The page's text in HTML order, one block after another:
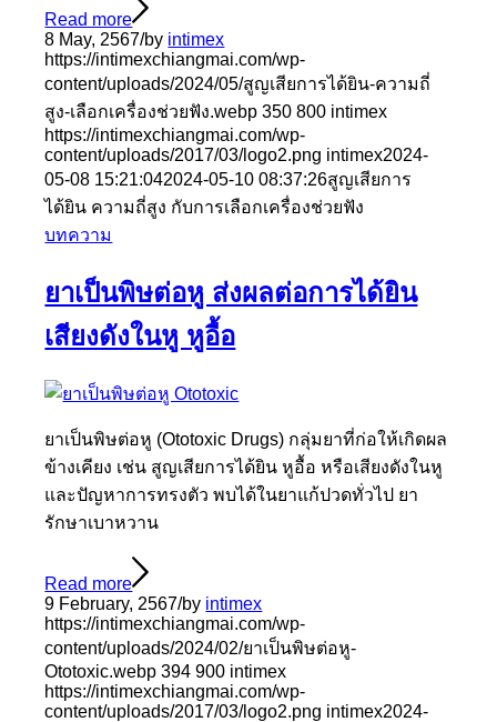
Read more
8 May, 2567/by intimex
https://intimexchiangmai.com/wp-
content/uploads/2024/05/สูญเสียการได้ยิน-ความถี่
สูง-เลือกเครื่องช่วยฟัง.webp 350 800 intimex
https://intimexchiangmai.com/wp-
content/uploads/2017/03/logo2.png intimex2024-
05-08 15:21:042024-05-10 08:37:26สูญเสียการ
ได้ยิน ความถี่สูง กับการเลือกเครื่องช่วยฟัง
บทความ
ยาเป็นพิษต่อหู ส่งผลต่อการได้ยิน
เสียงดังในหู หูอื้อ
ยาเป็นพิษต่อหู (Ototoxic Drugs) กลุ่มยาที่ก่อให้เกิดผล
ข้างเคียง เช่น สูญเสียการได้ยิน หูอื้อ หรือเสียงดังในหู
และปัญหาการทรงตัว พบได้ในยาแก้ปวดทั่วไป ยา
รักษาเบาหวาน
Read more
9 February, 2567/by intimex
https://intimexchiangmai.com/wp-
content/uploads/2024/02/ยาเป็นพิษต่อหู-
Ototoxic.webp 394 900 intimex
https://intimexchiangmai.com/wp-
content/uploads/2017/03/logo2.png intimex2024-